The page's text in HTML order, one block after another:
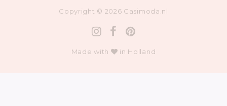
Copyright © 2026 Casimoda.nl
Made with in Holland